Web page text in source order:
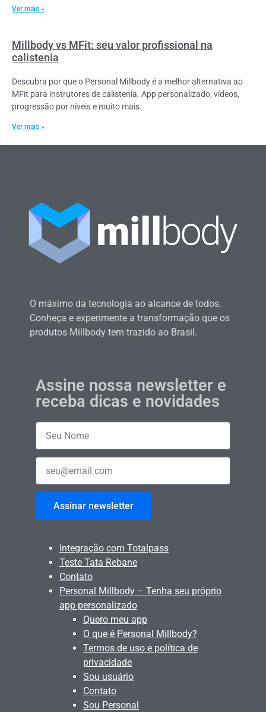
Ver mais »
Millbody vs MFit: seu valor profissional na
calistenia
Descubra por que o Personal Millbody é a melhor alternativa ao
MFit para instrutores de calistenia. App personalizado, vídeos,
progressão por níveis e muito mais.
Ver mais »
O máximo da tecnologia ao alcance de todos.
Conheça e experimente a transformação que os
produtos Millbody tem trazido ao Brasil.
Assine nossa newsletter e
receba dicas e novidades
Assinar newsletter
Integração com Totalpass
Teste Tata Rebane
Contato
Personal Millbody – Tenha seu próprio
app personalizado
Quero meu app
O que é Personal Millbody?
Termos de uso e política de
privacidade
Sou usuário
Contato
Sou Personal